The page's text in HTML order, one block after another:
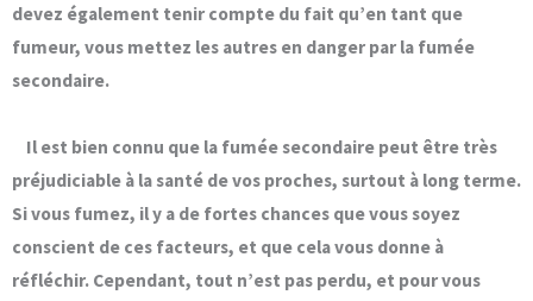
devez également tenir compte du fait qu’en tant que
fumeur, vous mettez les autres en danger par la fumée
secondaire.
Il est bien connu que la fumée secondaire peut être très
préjudiciable à la santé de vos proches, surtout à long terme.
Si vous fumez, il y a de fortes chances que vous soyez
conscient de ces facteurs, et que cela vous donne à
réfléchir. Cependant, tout n’est pas perdu, et pour vous